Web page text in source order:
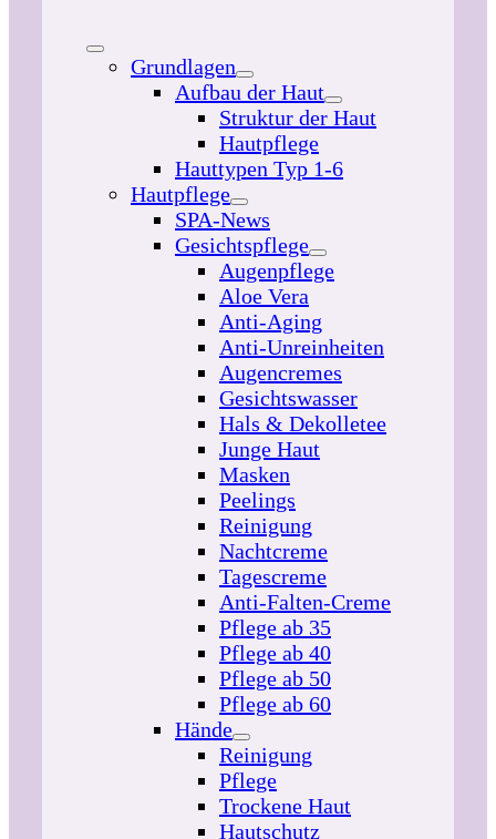
Grundlagen
Aufbau der Haut
Struktur der Haut
Hautpflege
Hauttypen Typ 1-6
Hautpflege
SPA-News
Gesichtspflege
Augenpflege
Aloe Vera
Anti-Aging
Anti-Unreinheiten
Augencremes
Gesichtswasser
Hals & Dekolletee
Junge Haut
Masken
Peelings
Reinigung
Nachtcreme
Tagescreme
Anti-Falten-Creme
Pflege ab 35
Pflege ab 40
Pflege ab 50
Pflege ab 60
Hände
Reinigung
Pflege
Trockene Haut
Hautschutz